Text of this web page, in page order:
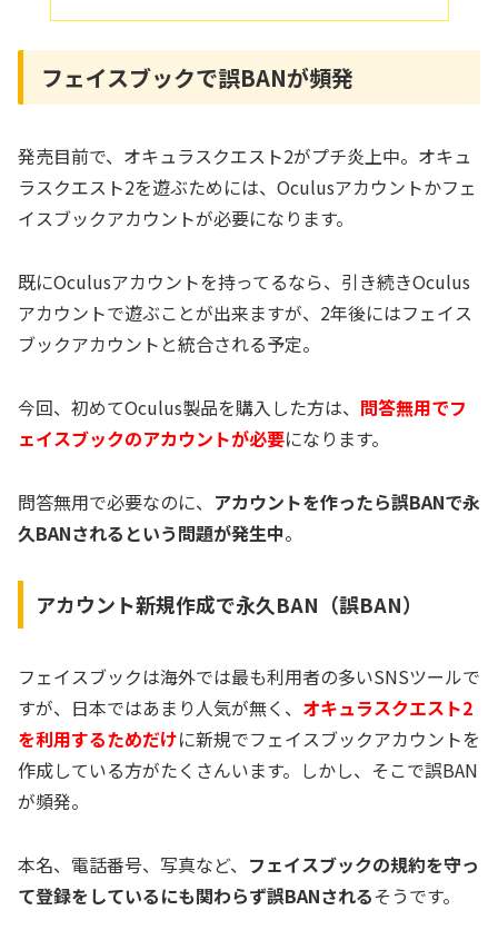
フェイスブックで誤BANが頻発
発売目前で、オキュラスクエスト2がプチ炎上中。オキュ
ラスクエスト2を遊ぶためには、Oculusアカウントかフェ
イスブックアカウントが必要になります。
既にOculusアカウントを持ってるなら、引き続きOculus
アカウントで遊ぶことが出来ますが、2年後にはフェイス
ブックアカウントと統合される予定。
今回、初めてOculus製品を購入した方は、 問答無用でフ
ェイスブックのアカウントが必要になります。
問答無用で必要なのに、 アカウントを作ったら誤BANで永
久BANされるという問題が発生中。
アカウント新規作成で永久BAN（誤BAN）
フェイスブックは海外では最も利用者の多いSNSツールで
すが、日本ではあまり人気が無く、 オキュラスクエスト2
を利用するためだけに新規でフェイスブックアカウントを
作成している方がたくさんいます。しかし、そこで誤BAN
が頻発。
本名、電話番号、写真など、 フェイスブックの規約を守っ
て登録をしているにも関わらず誤BANされるそうです。